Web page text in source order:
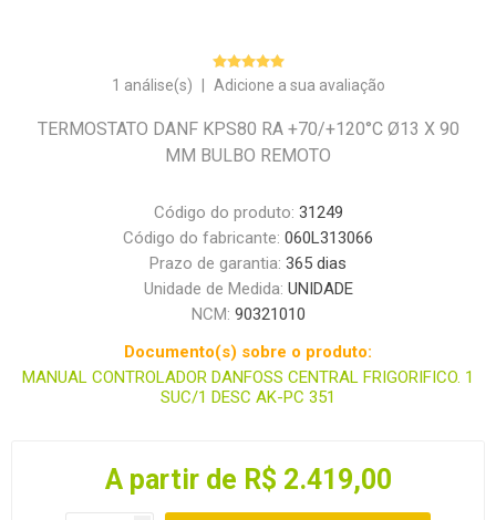
1 análise(s) Adicione a sua avaliação
TERMOSTATO DANF KPS80 RA +70/+120°C Ø13 X 90
MM BULBO REMOTO
Código do produto: 31249
Código do fabricante: 060L313066
Prazo de garantia: 365 dias
Unidade de Medida: UNIDADE
NCM: 90321010
Documento(s) sobre o produto:
MANUAL CONTROLADOR DANFOSS CENTRAL FRIGORIFICO. 1
SUC/1 DESC AK-PC 351
A partir de R$ 2.419,00